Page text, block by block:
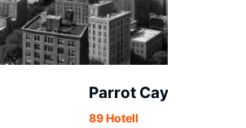
Parrot Cay
89 Hotell